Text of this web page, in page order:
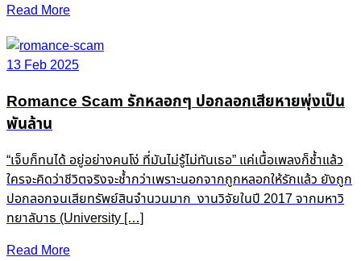
Read More
13 Feb 2025
Romance Scam รักหลอกๆ ปอกลอกเสียหายพุ่งเป็น
พันล้าน
“เจ็บก็ทนได้ อยู่อย่างคนโง่ ที่มันไม่รู้ไม่ทันเธอ” แค่เนื้อเพลงก็ช้ำแล้ว
ใครจะคิดว่าชีวิตจริงจะช้ำกว่าเพราะนอกจากถูกหลอกให้รักแล้ว ยังถูก
ปอกลอกจนเสียทรัพย์สินจำนวนมาก งานวิจัยในปี 2017 จากมหาวิ
ทยาลับาธ (University […]
Read More